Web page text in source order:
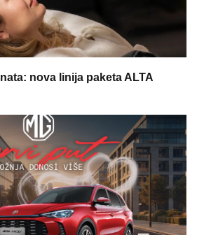
nova linija paketa ALTA